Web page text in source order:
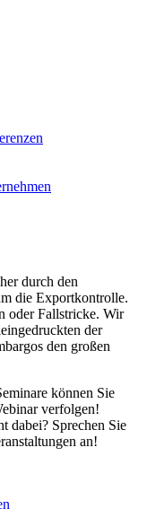
durch den
die Exportkontrolle.
oder Fallstricke. Wir
der
den großen
können Sie
verfolgen!
dabei? Sprechen Sie
an!